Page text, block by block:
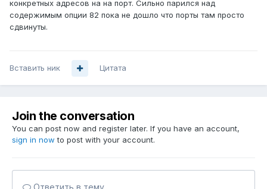
конкретных адресов на на порт. Сильно парился над
содержимым опции 82 пока не дошло что порты там просто
сдвинуты.
Вставить ник Цитата
Join the conversation
You can post now and register later. If you have an account,
sign in now to post with your account.